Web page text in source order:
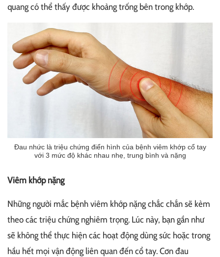
quang có thể thấy được khoảng trống bên trong khớp.
Đau nhức là triệu chứng điển hình của bệnh viêm khớp cổ tay
với 3 mức độ khác nhau nhẹ, trung bình và nặng
Viêm khớp nặng
Những người mắc bệnh viêm khớp nặng chắc chắn sẽ kèm
theo các triệu chứng nghiêm trọng. Lúc này, bạn gần như
sẽ không thể thực hiện các hoạt động dùng sức hoặc trong
hầu hết mọi vận động liên quan đến cổ tay. Cơn đau